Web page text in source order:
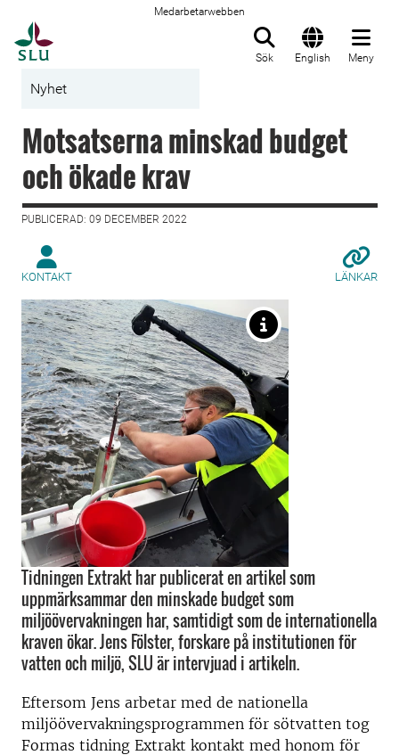
Medarbetarwebben
Sök English Meny
Nyhet
Motsatserna minskad budget
och ökade krav
PUBLICERAD: 09 DECEMBER 2022
KONTAKT LÄNKAR
Tidningen Extrakt har publicerat en artikel som
uppmärksammar den minskade budget som
miljöövervakningen har, samtidigt som de internationella
kraven ökar. Jens Fölster, forskare på institutionen för
vatten och miljö, SLU är intervjuad i artikeln.
Eftersom Jens arbetar med de nationella
miljöövervakningsprogrammen för sötvatten tog
Formas tidning Extrakt kontakt med honom för